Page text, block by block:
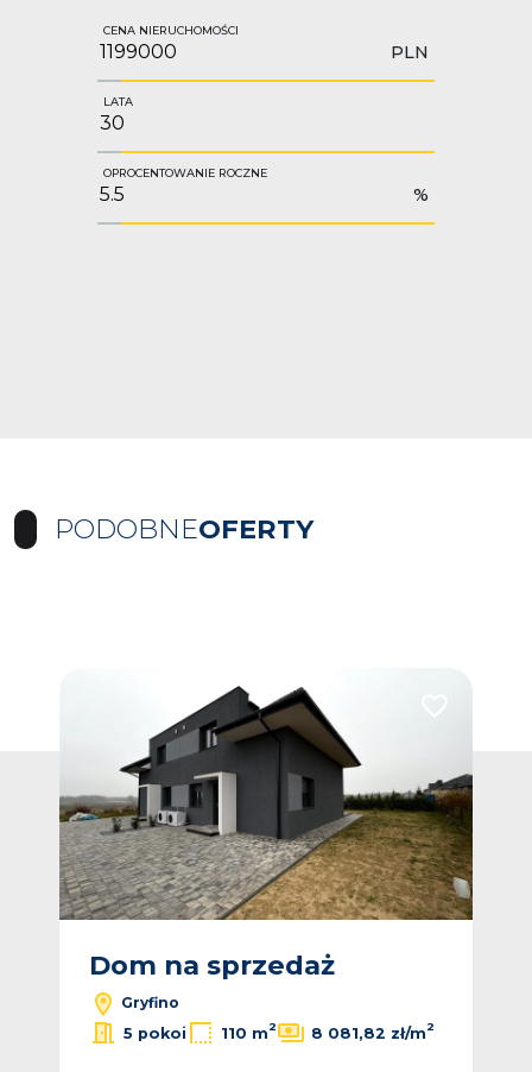
CENA NIERUCHOMOŚCI
PLN
LATA
OPROCENTOWANIE ROCZNE
%
PODOBNEOFERTY
Dodaj do
Dom na sprzedaż
Gryfino
5 pokoi
110 m2 8 081,82 zł/m2